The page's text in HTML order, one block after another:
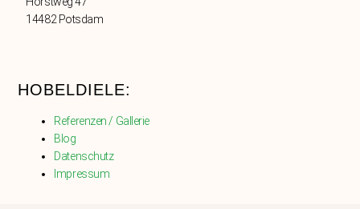
14482 Potsdam
HOBELDIELE:
Referenzen / Gallerie
Blog
Datenschutz
Impressum